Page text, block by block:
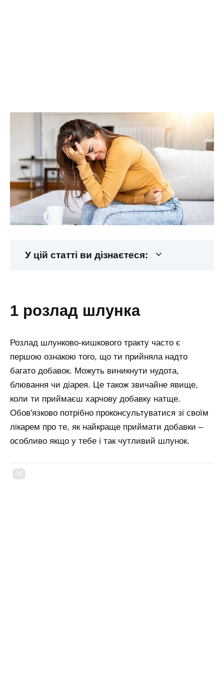
У цій статті ви дізнаєтеся:
1 розлад шлунка
Розлад шлунково-кишкового тракту часто є
першою ознакою того, що ти прийняла надто
багато добавок. Можуть виникнути нудота,
блювання чи діарея. Це також звичайне явище,
коли ти приймаєш харчову добавку натще.
Обов'язково потрібно проконсультуватися зі своїм
лікарем про те, як найкраще приймати добавки –
особливо якщо у тебе і так чутливий шлунок.
Ad